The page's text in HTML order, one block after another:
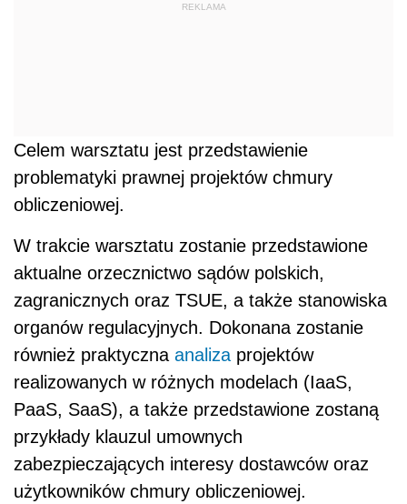
REKLAMA
Celem warsztatu jest przedstawienie
problematyki prawnej projektów chmury
obliczeniowej.
W trakcie warsztatu zostanie przedstawione
aktualne orzecznictwo sądów polskich,
zagranicznych oraz TSUE, a także stanowiska
organów regulacyjnych. Dokonana zostanie
również praktyczna analiza projektów
realizowanych w różnych modelach (IaaS,
PaaS, SaaS), a także przedstawione zostaną
przykłady klauzul umownych
zabezpieczających interesy dostawców oraz
użytkowników chmury obliczeniowej.